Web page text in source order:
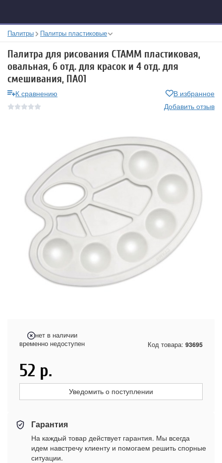
Палитры Палитры пластиковые
Палитра для рисования СТАММ пластиковая,
овальная, 6 отд. для красок и 4 отд. для
смешивания, ПА01
К сравнению
В избранное
Добавить отзыв
нет в наличии
временно недоступен
Код товара: 93695
52 р.
Уведомить о поступлении
Гарантия
На каждый товар действует гарантия. Мы всегда
идем навстречу клиенту и помогаем решить спорные
ситуации.